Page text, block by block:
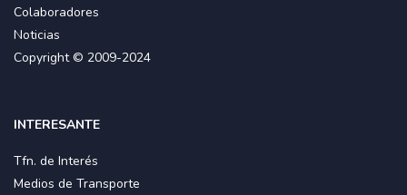
Colaboradores
Noticias
Copyright © 2009-2024
INTERESANTE
Tfn. de Interés
Medios de Transporte